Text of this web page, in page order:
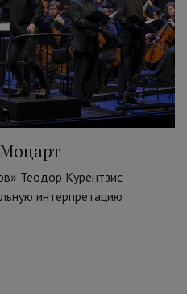
Теодор Курентзис
интерпретацию